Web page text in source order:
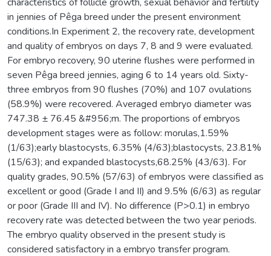
in jennies of Pêga breed under the present environment
conditions.In Experiment 2, the recovery rate, development
and quality of embryos on days 7, 8 and 9 were evaluated.
For embryo recovery, 90 uterine flushes were performed in
seven Pêga breed jennies, aging 6 to 14 years old. Sixty-
three embryos from 90 flushes (70%) and 107 ovulations
(58.9%) were recovered. Averaged embryo diameter was
747.38 ± 76.45 &#956;m. The proportions of embryos
development stages were as follow: morulas,1.59%
(1/63);early blastocysts, 6.35% (4/63);blastocysts, 23.81%
(15/63); and expanded blastocysts,68.25% (43/63). For
quality grades, 90.5% (57/63) of embryos were classified as
excellent or good (Grade I and II) and 9.5% (6/63) as regular
or poor (Grade III and IV). No difference (P>0.1) in embryo
recovery rate was detected between the two year periods.
The embryo quality observed in the present study is
considered satisfactory in a embryo transfer program.